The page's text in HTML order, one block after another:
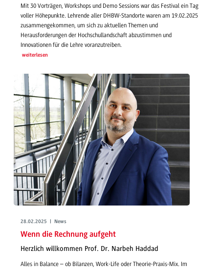
Mit 30 Vorträgen, Workshops und Demo Sessions war das Festival ein Tag
voller Höhepunkte. Lehrende aller DHBW-Standorte waren am 19.02.2025
zusammengekommen, um sich zu aktuellen Themen und
Herausforderungen der Hochschullandschaft abzustimmen und
Innovationen für die Lehre voranzutreiben.
weiterlesen
28.02.2025 | News
Wenn die Rechnung aufgeht
Herzlich willkommen Prof. Dr. Narbeh Haddad
Alles in Balance – ob Bilanzen, Work-Life oder Theorie-Praxis-Mix. Im